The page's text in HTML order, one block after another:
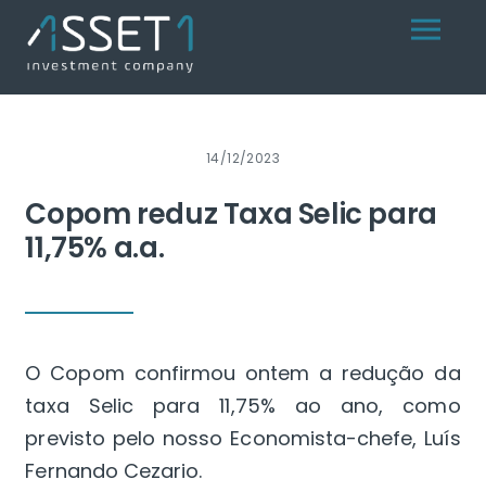
content
Menu
14/12/2023
Copom reduz Taxa Selic para
11,75% a.a.
O Copom confirmou ontem a redução da
taxa Selic para 11,75% ao ano, como
previsto pelo nosso Economista-chefe, Luís
Fernando Cezario.